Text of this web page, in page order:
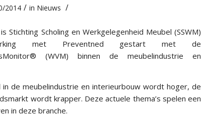
2014 / in Nieuws /
Stichting Scholing en Werkgelegenheid Meubel (SSWM)
met Preventned gestart met de
(WVM) binnen de meubelindustrie en
de meubelindustrie en interieurbouw wordt hoger, de
wordt krapper. Deze actuele thema’s spelen een
in deze branche.